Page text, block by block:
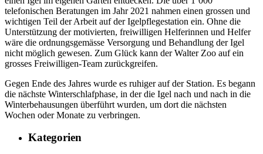
telefonischen Beratungen im Jahr 2021 nahmen einen grossen und
wichtigen Teil der Arbeit auf der Igelpflegestation ein. Ohne die
Unterstützung der motivierten, freiwilligen Helferinnen und Helfer
wäre die ordnungsgemässe Versorgung und Behandlung der Igel
nicht möglich gewesen. Zum Glück kann der Walter Zoo auf ein
grosses Freiwilligen-Team zurückgreifen.
Gegen Ende des Jahres wurde es ruhiger auf der Station. Es begann
die nächste Winterschlafphase, in der die Igel nach und nach in die
Winterbehausungen überführt wurden, um dort die nächsten
Wochen oder Monate zu verbringen.
Kategorien